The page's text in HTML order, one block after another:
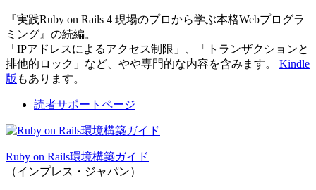
『実践Ruby on Rails 4 現場のプロから学ぶ本格Webプログラ
ミング』の続編。
「IPアドレスによるアクセス制限」、「トランザクションと
排他的ロック」など、やや専門的な内容を含みます。 Kindle
版 もあります。
読者サポートページ
Ruby on Rails環境構築ガイド
（インプレス・ジャパン）